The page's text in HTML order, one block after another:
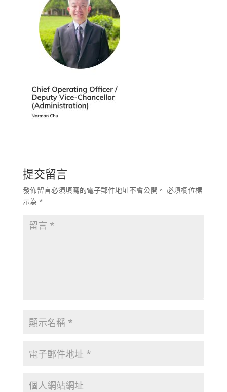
提交留言
發佈留言必須填寫的電子郵件地址不會公開。 必填欄位標
示為 *